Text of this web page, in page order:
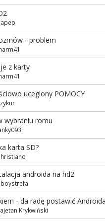
- problem
z karty
uceglony POMOCY
wybraniu romu
karta SD?
androida na hd2
- da radę postawić
Krykwiński